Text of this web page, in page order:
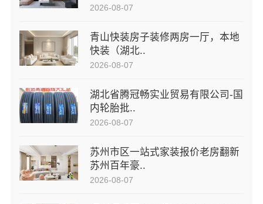
2026-08-07
青山快装房子装修两房一厅，本地
快装（湖北..
2026-08-07
湖北省腾冠畅实业贸易有限公司-国
内轮胎批..
2026-08-07
苏州市区一站式家装报价老房翻新
苏州百年豪..
2026-08-07